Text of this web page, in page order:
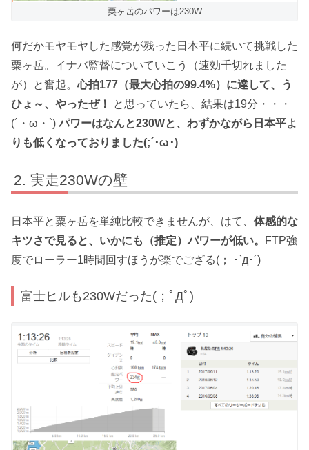
粟ヶ岳のパワーは230W
何だかモヤモヤした感覚が残った日本平に続いて挑戦した
粟ヶ岳。イナバ監督についていこう（速効千切れました
が）と奮起。心拍177（最大心拍の99.4%）に達して、う
ひょ～、やったぜ！
と思っていたら、結果は19分・・・
(´・ω・`) パワーはなんと230Wと、わずかながら日本平よ
りも低くなっておりました(;´･ω･)
実走230Wの壁
日本平と粟ヶ岳を単純比較できませんが、はて、 体感的な
キツさで見ると、いかにも（推定）パワーが低い。
FTP強
度でローラー1時間回すほうが楽でござる(； ･`д･´)
富士ヒルも230Wだった(；ﾟДﾟ)